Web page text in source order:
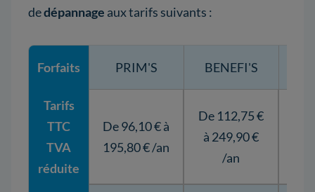
dedépannage aux tarifs suivants :
Forfaits PRIM'S BENEFI'S
Tarifs
TTC
TVA
réduite
De 96,10 € à
195,80 € /an
De 112,75 €
à 249,90 €
/an